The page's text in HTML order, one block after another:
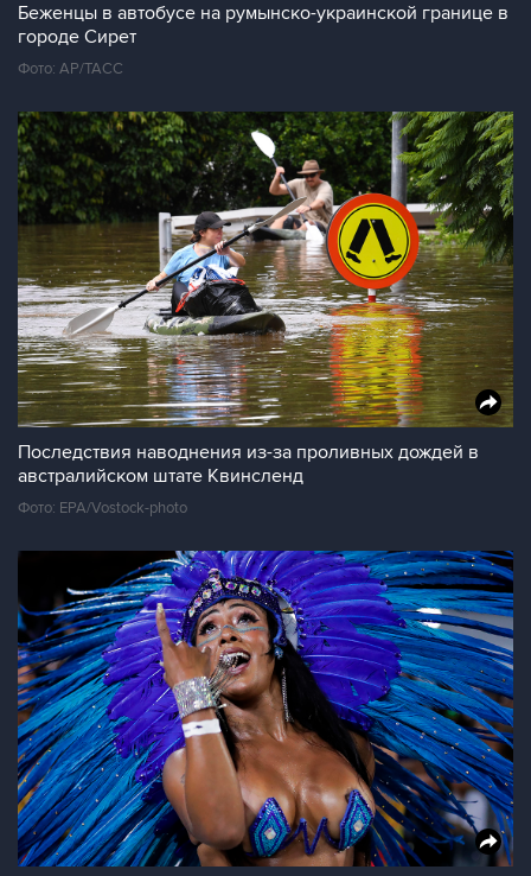
Беженцы в автобусе на румынско-украинской границе в
городе Сирет
Фото: AP/ТАСС
Последствия наводнения из-за проливных дождей в
австралийском штате Квинсленд
Фото: EPA/Vostock-photo